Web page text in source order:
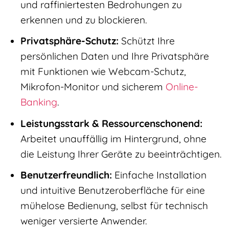
und raffiniertesten Bedrohungen zu
erkennen und zu blockieren.
Privatsphäre-Schutz: Schützt Ihre
persönlichen Daten und Ihre Privatsphäre
mit Funktionen wie Webcam-Schutz,
Mikrofon-Monitor und sicherem Online-
Banking.
Leistungsstark & Ressourcenschonend:
Arbeitet unauffällig im Hintergrund, ohne
die Leistung Ihrer Geräte zu beeinträchtigen.
Benutzerfreundlich: Einfache Installation
und intuitive Benutzeroberfläche für eine
mühelose Bedienung, selbst für technisch
weniger versierte Anwender.